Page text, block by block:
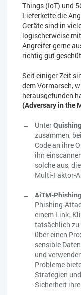
Things (IoT) und
Lieferkette die
Geräte sind in
logischerweise
Angreifer gerne
richtig gut
Seit einiger Zeit
dem Vormarsch,
herausgefunden
(Adversary in the
UnterQuishing
zusammen,
Code an ihre
ihn
solche aus,
Multi-Faktor-
AiTM-
Phishing-
einem Link.
tatsächlich zu
über einen
sensible
und
Probleme
Strategien
Sicherheit